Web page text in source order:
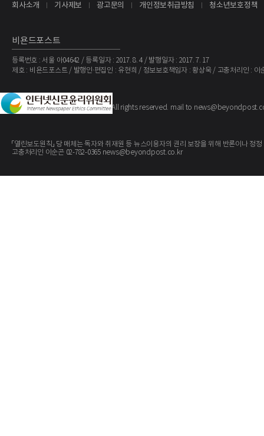
회사소개 기사제보 광고문의 개인정보취급방침 청소년보호정책
비욘드포스트
등록번호 : 서울 아04642 / 등록일자 : 2017. 8. 4 / 발행일자 : 2017. 7. 17
제호 : 비욘드포스트 / 발행인·편집인 : 유현희 / 정보보호책임자 : 황상욱 / 고충처리인 : 이
Copyright ©The BeyondPost. All rights reserved. mail to
「열린보도원칙」 당 매체는 독자와 취재원 등 뉴스이용자의 권리 보장을 위해 반론이나
고충처리인 이순곤 02-782-0365 news@beyondpost.co.kr